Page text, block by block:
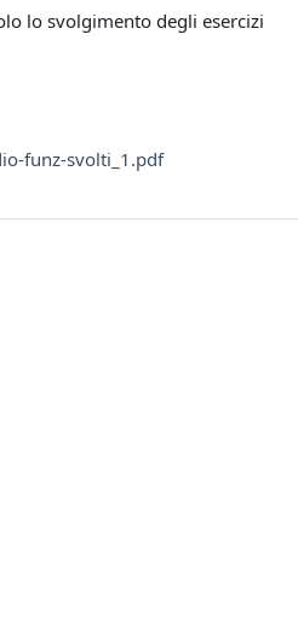
lo svolgimento degli esercizi
funz-svolti_1.pdf